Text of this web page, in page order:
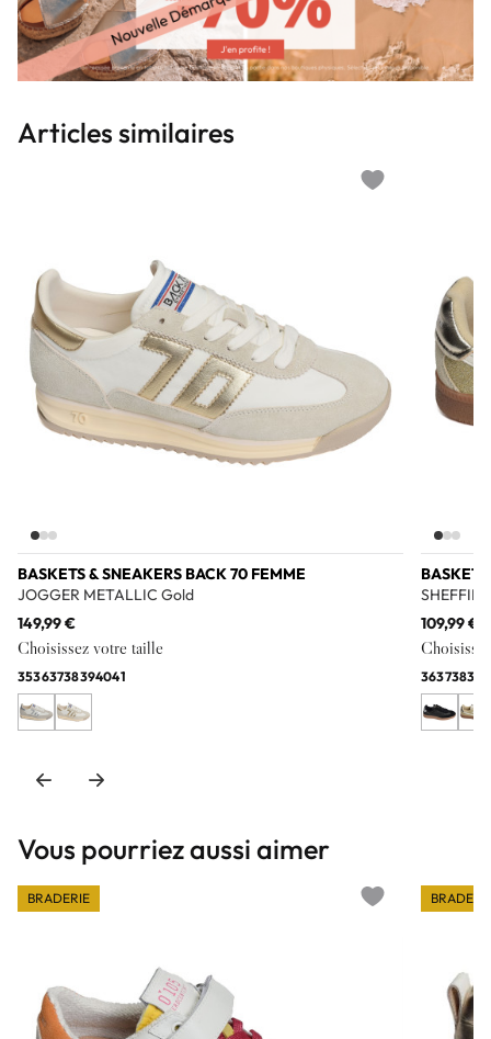
Articles similaires
BASKETS & SNEAKERS BACK 70 FEMME
JOGGER METALLIC Gold
149,99 €
Choisissez votre taille
35363738394041
109,99 €
36373839
Vous pourriez aussi aimer
BRADERIE